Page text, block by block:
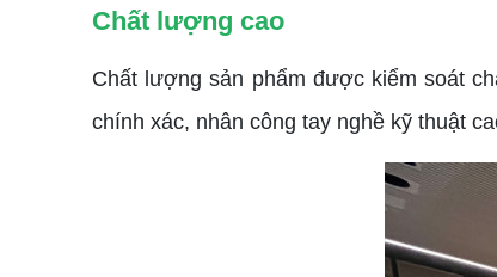
Chất lượng cao
Chất lượng sản phẩm được kiểm soát
chính xác, nhân công tay nghề kỹ thuật